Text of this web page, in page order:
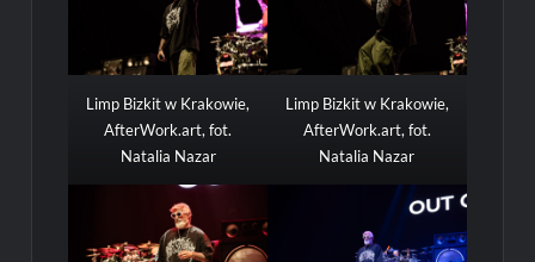
Limp Bizkit w Krakowie,
AfterWork.art, fot.
Natalia Nazar
Limp Bizkit w Krakowie,
AfterWork.art, fot.
Natalia Nazar